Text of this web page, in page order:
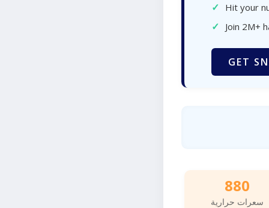
✓ Hit your
✓ Join 2M+
GET
880
سعرات حرارية